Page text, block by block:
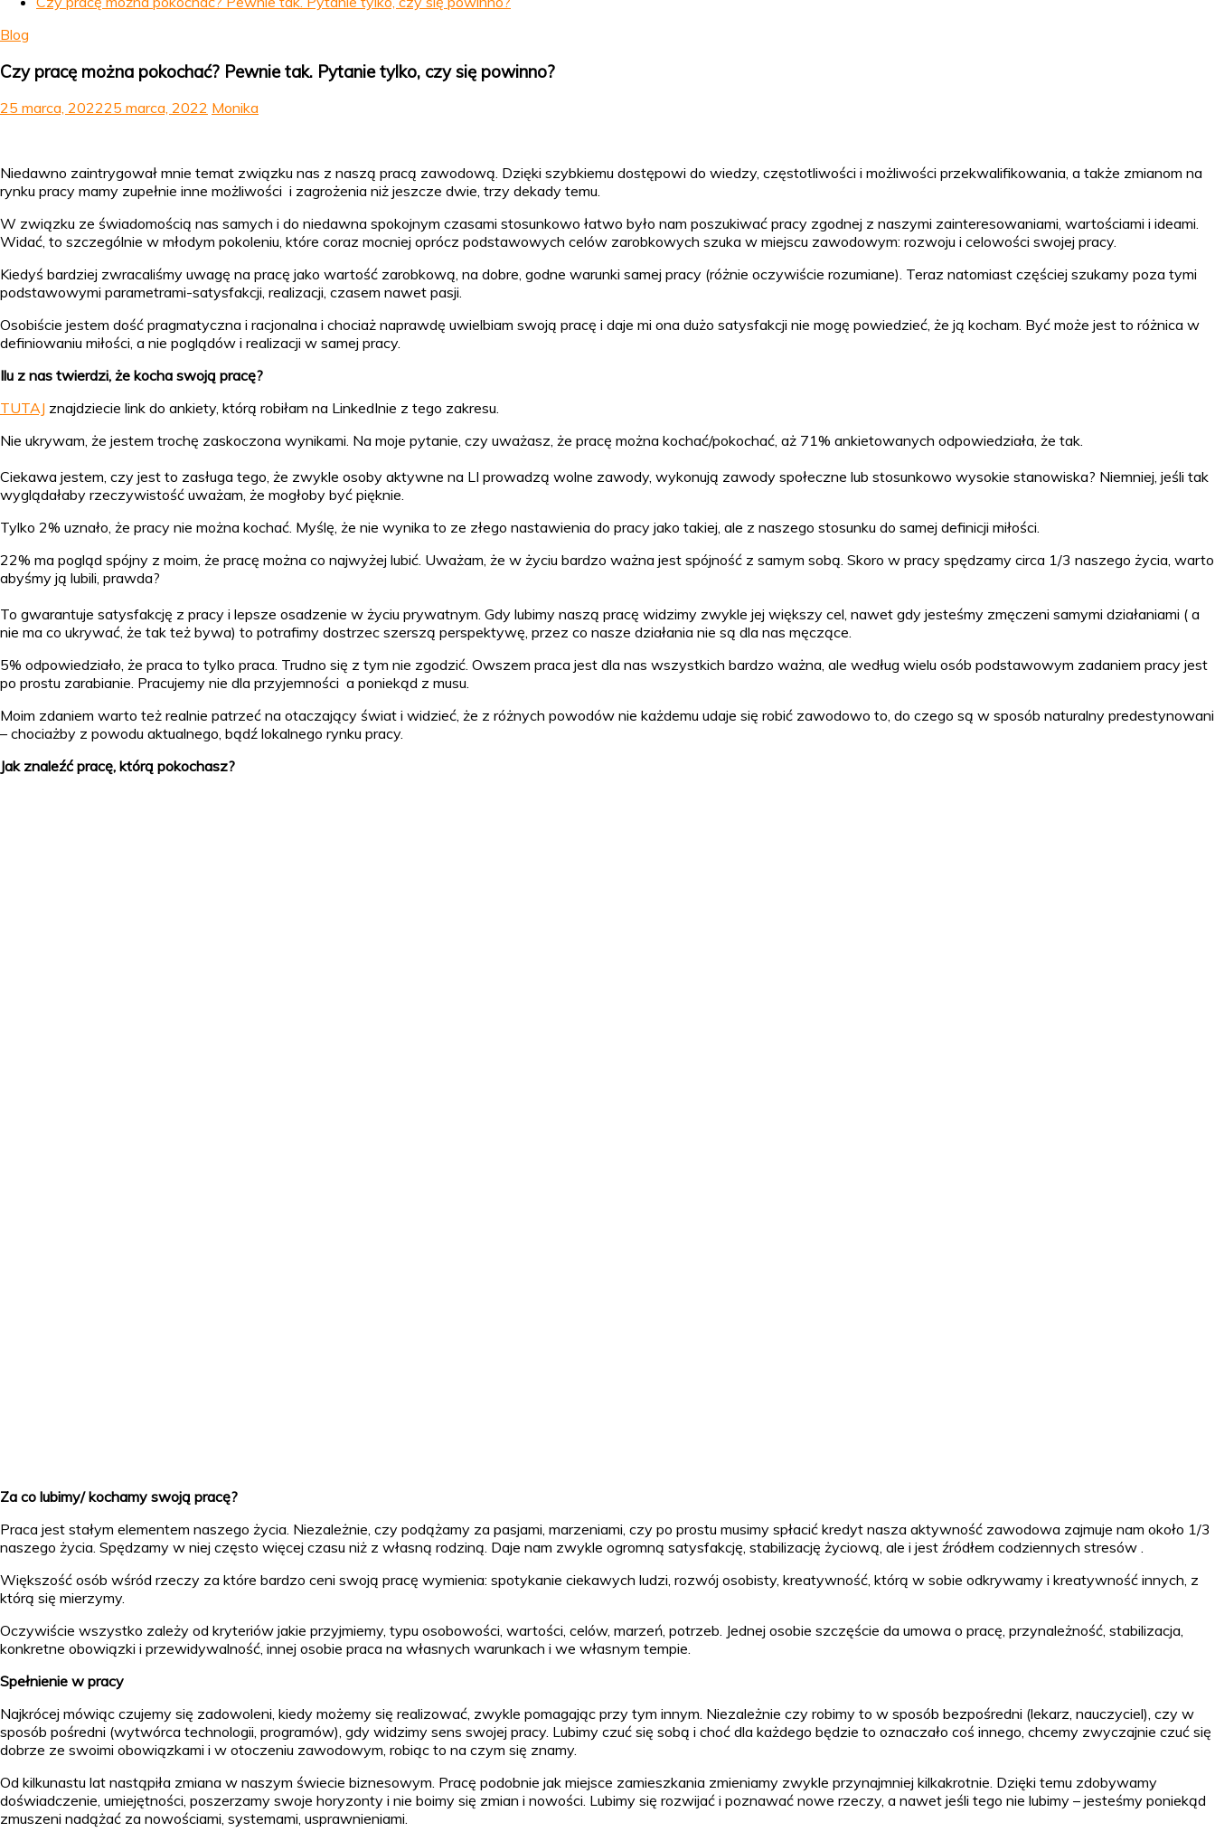
Blog
Czy pracę można pokochać? Pewnie tak. Pytanie tylko, czy się powinno?
25 marca, 202225 marca, 2022 Monika
Niedawno zaintrygował mnie temat związku nas z naszą pracą zawodową. Dzięki szybkiemu dostępowi do wiedzy, częstotliwości i możliwości przekwalifikowania, a także zmianom na
rynku pracy mamy zupełnie inne możliwości i zagrożenia niż jeszcze dwie, trzy dekady temu.
W związku ze świadomością nas samych i do niedawna spokojnym czasami stosunkowo łatwo było nam poszukiwać pracy zgodnej z naszymi zainteresowaniami, wartościami i ideami.
Widać, to szczególnie w młodym pokoleniu, które coraz mocniej oprócz podstawowych celów zarobkowych szuka w miejscu zawodowym: rozwoju i celowości swojej pracy.
Kiedyś bardziej zwracaliśmy uwagę na pracę jako wartość zarobkową, na dobre, godne warunki samej pracy (różnie oczywiście rozumiane). Teraz natomiast częściej szukamy poza tymi
podstawowymi parametrami-satysfakcji, realizacji, czasem nawet pasji.
Osobiście jestem dość pragmatyczna i racjonalna i chociaż naprawdę uwielbiam swoją pracę i daje mi ona dużo satysfakcji nie mogę powiedzieć, że ją kocham. Być może jest to różnica w
definiowaniu miłości, a nie poglądów i realizacji w samej pracy.
Ilu z nas twierdzi, że kocha swoją pracę?
TUTAJ znajdziecie link do ankiety, którą robiłam na LinkedInie z tego zakresu.
Nie ukrywam, że jestem trochę zaskoczona wynikami. Na moje pytanie, czy uważasz, że pracę można kochać/pokochać, aż 71% ankietowanych odpowiedziała, że tak.
Ciekawa jestem, czy jest to zasługa tego, że zwykle osoby aktywne na LI prowadzą wolne zawody, wykonują zawody społeczne lub stosunkowo wysokie stanowiska? Niemniej, jeśli tak
wyglądałaby rzeczywistość uważam, że mogłoby być pięknie.
Tylko 2% uznało, że pracy nie można kochać. Myślę, że nie wynika to ze złego nastawienia do pracy jako takiej, ale z naszego stosunku do samej definicji miłości.
22% ma pogląd spójny z moim, że pracę można co najwyżej lubić. Uważam, że w życiu bardzo ważna jest spójność z samym sobą. Skoro w pracy spędzamy circa 1/3 naszego życia, warto
abyśmy ją lubili, prawda?
To gwarantuje satysfakcję z pracy i lepsze osadzenie w życiu prywatnym. Gdy lubimy naszą pracę widzimy zwykle jej większy cel, nawet gdy jesteśmy zmęczeni samymi działaniami ( a
nie ma co ukrywać, że tak też bywa) to potrafimy dostrzec szerszą perspektywę, przez co nasze działania nie są dla nas męczące.
5% odpowiedziało, że praca to tylko praca. Trudno się z tym nie zgodzić. Owszem praca jest dla nas wszystkich bardzo ważna, ale według wielu osób podstawowym zadaniem pracy jest
po prostu zarabianie. Pracujemy nie dla przyjemności a poniekąd z musu.
Moim zdaniem warto też realnie patrzeć na otaczający świat i widzieć, że z różnych powodów nie każdemu udaje się robić zawodowo to, do czego są w sposób naturalny predestynowani
– chociażby z powodu aktualnego, bądź lokalnego rynku pracy.
Jak znaleźć pracę, którą pokochasz?
Za co lubimy/ kochamy swoją pracę?
Praca jest stałym elementem naszego życia. Niezależnie, czy podążamy za pasjami, marzeniami, czy po prostu musimy spłacić kredyt nasza aktywność zawodowa zajmuje nam około 1/3
naszego życia. Spędzamy w niej często więcej czasu niż z własną rodziną. Daje nam zwykle ogromną satysfakcję, stabilizację życiową, ale i jest źródłem codziennych stresów .
Większość osób wśród rzeczy za które bardzo ceni swoją pracę wymienia: spotykanie ciekawych ludzi, rozwój osobisty, kreatywność, którą w sobie odkrywamy i kreatywność innych, z
którą się mierzymy.
Oczywiście wszystko zależy od kryteriów jakie przyjmiemy, typu osobowości, wartości, celów, marzeń, potrzeb. Jednej osobie szczęście da umowa o pracę, przynależność, stabilizacja,
konkretne obowiązki i przewidywalność, innej osobie praca na własnych warunkach i we własnym tempie.
Spełnienie w pracy
Najkrócej mówiąc czujemy się zadowoleni, kiedy możemy się realizować, zwykle pomagając przy tym innym. Niezależnie czy robimy to w sposób bezpośredni (lekarz, nauczyciel), czy w
sposób pośredni (wytwórca technologii, programów), gdy widzimy sens swojej pracy. Lubimy czuć się sobą i choć dla każdego będzie to oznaczało coś innego, chcemy zwyczajnie czuć się
dobrze ze swoimi obowiązkami i w otoczeniu zawodowym, robiąc to na czym się znamy.
Od kilkunastu lat nastąpiła zmiana w naszym świecie biznesowym. Pracę podobnie jak miejsce zamieszkania zmieniamy zwykle przynajmniej kilkakrotnie. Dzięki temu zdobywamy
doświadczenie, umiejętności, poszerzamy swoje horyzonty i nie boimy się zmian i nowości. Lubimy się rozwijać i poznawać nowe rzeczy, a nawet jeśli tego nie lubimy – jesteśmy poniekąd
zmuszeni nadążać za nowościami, systemami, usprawnieniami.